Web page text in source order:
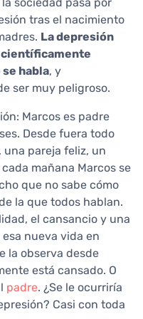
tras el nacimiento
La depresión
científicamente
habla, y
ser muy peligroso.
Marcos es padre
Desde fuera todo
pareja feliz, un
mañana Marcos se
que no sabe cómo
la que todos hablan.
el cansancio y una
nueva vida en
la observa desde
está cansado. O
padre. ¿Se le ocurriría
Casi con toda